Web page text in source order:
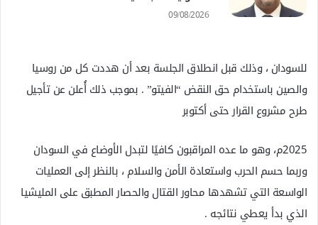
09/08/2026
للسودان ، وذلك قبل انطلاق الجلسة بعد أن هددت كل من روسيا
والصين باستخدام حق النقض “الفيتو” . بموجب ذلك أُعلن عن تأجيل
طرح مشروع القرار حتى أكتوبر
2025م، وهو ما عده المراقبون كافيًا لتبدل الأوضاع في السودان
وربما حسم الحرب واستعادة الأمن والسلام ، بالنظر إلى العمليات
الواسعة التي تشهدها محاور القتال والحصار المطبق على المليشيا
الذي بدأ يعطي نتائجه .